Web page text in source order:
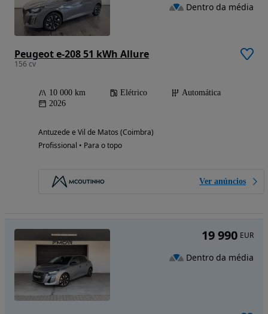
Peugeot e-208 51 kWh Allure
156 cv
10 000 km Elétrico
Automática
2026
Antuzede e Vil de Matos (Coimbra)
Profissional • Para o topo
Ver anúncios
Dentro da média
19 990 EUR
Dentro da média